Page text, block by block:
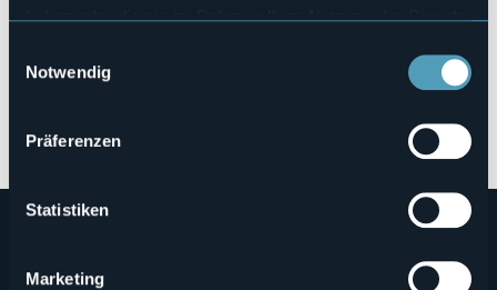
haben oder die sie im Rahmen Ihrer Nutzung der Dienste
Notwendig
Präferenzen
Statistiken
Marketing